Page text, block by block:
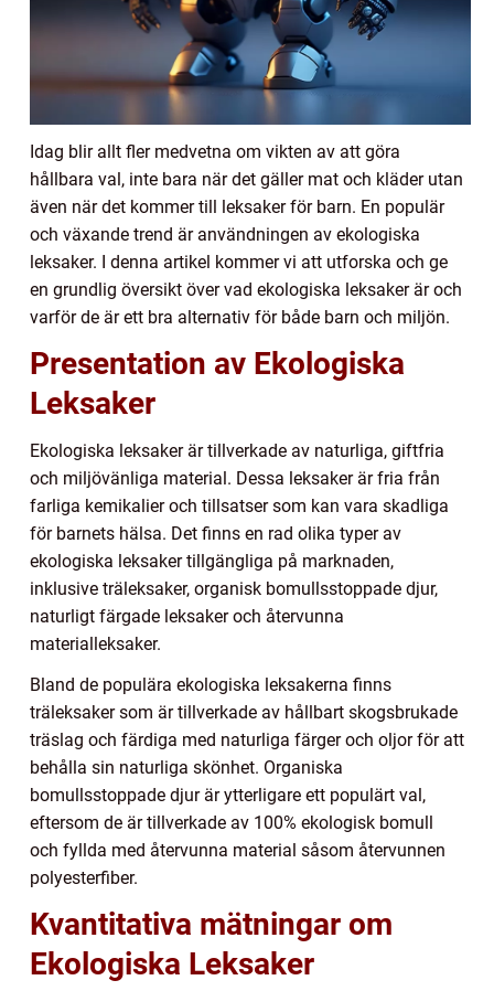
Idag blir allt fler medvetna om vikten av att göra
hållbara val, inte bara när det gäller mat och kläder utan
även när det kommer till leksaker för barn. En populär
och växande trend är användningen av ekologiska
leksaker. I denna artikel kommer vi att utforska och ge
en grundlig översikt över vad ekologiska leksaker är och
varför de är ett bra alternativ för både barn och miljön.
Presentation av Ekologiska
Leksaker
Ekologiska leksaker är tillverkade av naturliga, giftfria
och miljövänliga material. Dessa leksaker är fria från
farliga kemikalier och tillsatser som kan vara skadliga
för barnets hälsa. Det finns en rad olika typer av
ekologiska leksaker tillgängliga på marknaden,
inklusive träleksaker, organisk bomullsstoppade djur,
naturligt färgade leksaker och återvunna
materialleksaker.
Bland de populära ekologiska leksakerna finns
träleksaker som är tillverkade av hållbart skogsbrukade
träslag och färdiga med naturliga färger och oljor för att
behålla sin naturliga skönhet. Organiska
bomullsstoppade djur är ytterligare ett populärt val,
eftersom de är tillverkade av 100% ekologisk bomull
och fyllda med återvunna material såsom återvunnen
polyesterfiber.
Kvantitativa mätningar om
Ekologiska Leksaker